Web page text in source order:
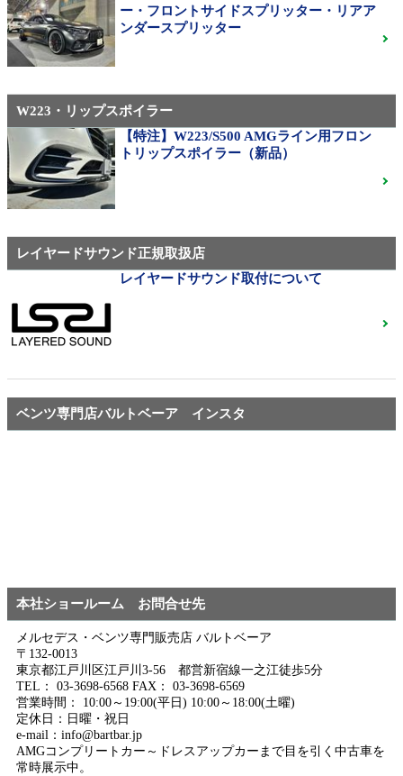
310M Exe Monoblock Exlete鍛造23インチ W463A G63
用サイズ（379）
メルセデス・ベンツ
◆メルセデスマイバッハ純正20インチホイール
◆X222◆美品中古ご成約済
ベンツ中古ホイル・タイヤ
ー・フロントサイドスプリッター・リアア
ンダースプリッター
W223・リップスポイラー
【特注】W223/S500 AMGライン用フロン
トリップスポイラー（新品）
レイヤードサウンド正規取扱店
レイヤードサウンド取付について
ベンツ専門店バルトベーア インスタ
本社ショールーム お問合せ先
メルセデス・ベンツ専門販売店 バルトベーア
〒132-0013
東京都江戸川区江戸川3-56 都営新宿線一之江徒歩5分
TEL： 03-3698-6568 FAX： 03-3698-6569
営業時間： 10:00～19:00(平日) 10:00～18:00(土曜)
定休日：日曜・祝日
e-mail：info@bartbar.jp
AMGコンプリートカー～ドレスアップカーまで目を引く中古車を
常時展示中。